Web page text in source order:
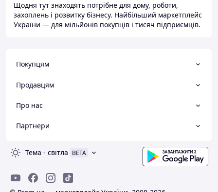
Щодня тут знаходять потрібне для дому, роботи,
захоплень і розвитку бізнесу. Найбільший маркетплейс
України — для мільйонів покупців і тисяч підприємців.
Покупцям
Продавцям
Про нас
Партнери
Тема - світла BETA